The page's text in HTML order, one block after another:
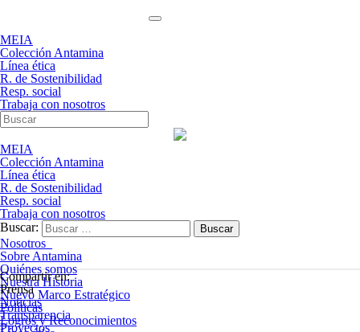
MEIA
Colección Antamina
Línea ética
R. de Sostenibilidad
Resp. social
Trabaja con nosotros
MEIA
Colección Antamina
Línea ética
R. de Sostenibilidad
Resp. social
Trabaja con nosotros
Buscar:
Nosotros
Sobre Antamina
Quiénes somos
Nuestra Historia
Nuevo Marco Estratégico
Políticas
Logros y Reconocimientos
Compartir en:
Prensa
Noticias
Transparencia
Proyectos